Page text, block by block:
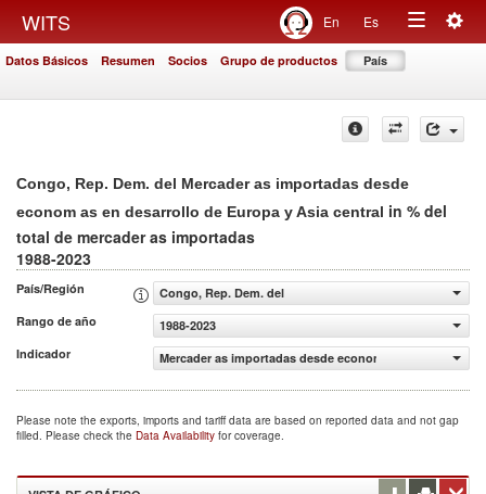
WITS En Es
Toggle
Datos Básicos Resumen Socios Grupo de productos País
Congo, Rep. Dem. del Mercader as importadas desde
econom as en desarrollo de Europa y Asia central in % del
total de mercader as importadas
1988-2023
País/Región
Congo, Rep. Dem. del
Rango de año
1988-2023
Indicador
Mercader as importadas desde econom as en
Please note the exports, imports and tariff data are based on reported data and not gap
filled. Please check the Data Availability for coverage.